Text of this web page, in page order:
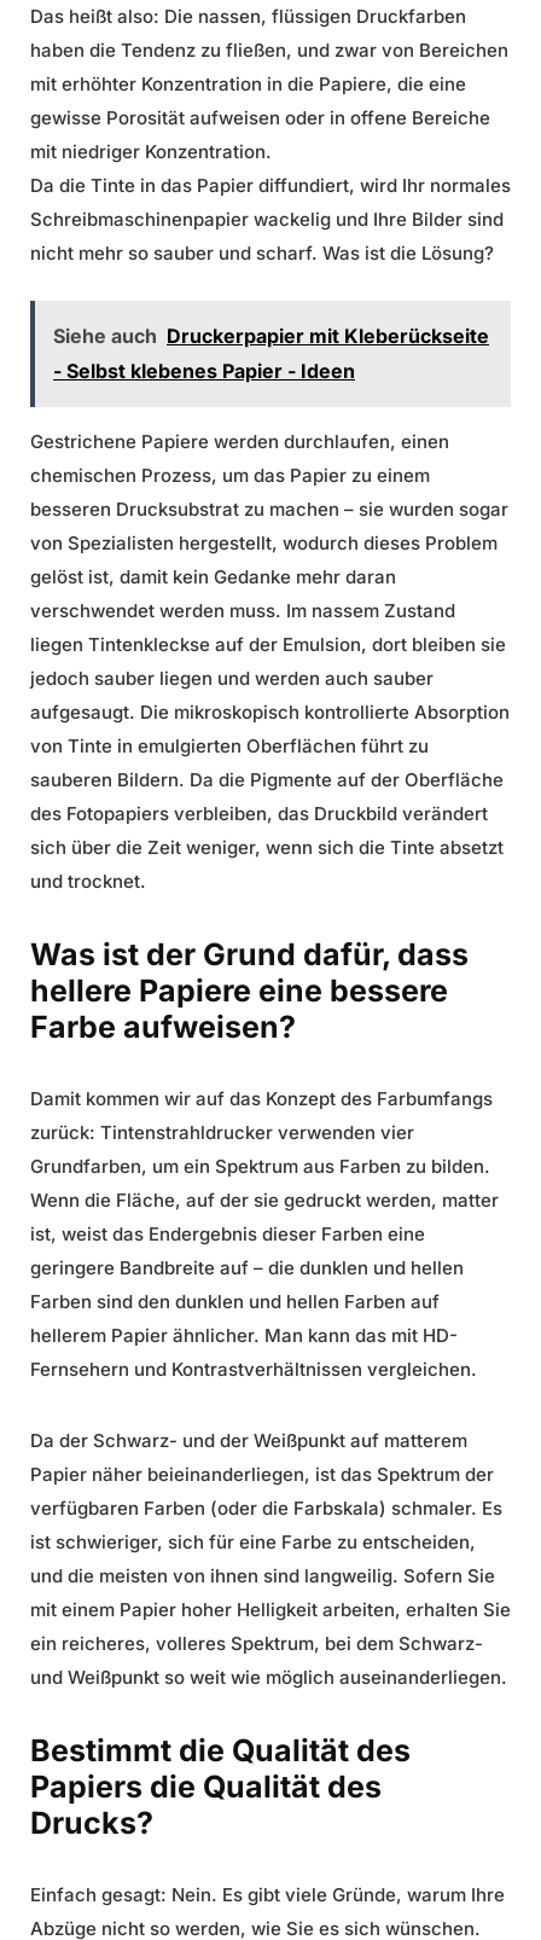
Das heißt also: Die nassen, flüssigen Druckfarben
haben die Tendenz zu fließen, und zwar von Bereichen
mit erhöhter Konzentration in die Papiere, die eine
gewisse Porosität aufweisen oder in offene Bereiche
mit niedriger Konzentration.
Da die Tinte in das Papier diffundiert, wird Ihr normales
Schreibmaschinenpapier wackelig und Ihre Bilder sind
nicht mehr so sauber und scharf. Was ist die Lösung?
Siehe auch Druckerpapier mit Kleberückseite
- Selbst klebenes Papier - Ideen
Gestrichene Papiere werden durchlaufen, einen
chemischen Prozess, um das Papier zu einem
besseren Drucksubstrat zu machen – sie wurden sogar
von Spezialisten hergestellt, wodurch dieses Problem
gelöst ist, damit kein Gedanke mehr daran
verschwendet werden muss. Im nassem Zustand
liegen Tintenkleckse auf der Emulsion, dort bleiben sie
jedoch sauber liegen und werden auch sauber
aufgesaugt. Die mikroskopisch kontrollierte Absorption
von Tinte in emulgierten Oberflächen führt zu
sauberen Bildern. Da die Pigmente auf der Oberfläche
des Fotopapiers verbleiben, das Druckbild verändert
sich über die Zeit weniger, wenn sich die Tinte absetzt
und trocknet.
Was ist der Grund dafür, dass
hellere Papiere eine bessere
Farbe aufweisen?
Damit kommen wir auf das Konzept des Farbumfangs
zurück: Tintenstrahldrucker verwenden vier
Grundfarben, um ein Spektrum aus Farben zu bilden.
Wenn die Fläche, auf der sie gedruckt werden, matter
ist, weist das Endergebnis dieser Farben eine
geringere Bandbreite auf – die dunklen und hellen
Farben sind den dunklen und hellen Farben auf
hellerem Papier ähnlicher. Man kann das mit HD-
Fernsehern und Kontrastverhältnissen vergleichen.
Da der Schwarz- und der Weißpunkt auf matterem
Papier näher beieinanderliegen, ist das Spektrum der
verfügbaren Farben (oder die Farbskala) schmaler. Es
ist schwieriger, sich für eine Farbe zu entscheiden,
und die meisten von ihnen sind langweilig. Sofern Sie
mit einem Papier hoher Helligkeit arbeiten, erhalten Sie
ein reicheres, volleres Spektrum, bei dem Schwarz-
und Weißpunkt so weit wie möglich auseinanderliegen.
Bestimmt die Qualität des
Papiers die Qualität des
Drucks?
Einfach gesagt: Nein. Es gibt viele Gründe, warum Ihre
Abzüge nicht so werden, wie Sie es sich wünschen.